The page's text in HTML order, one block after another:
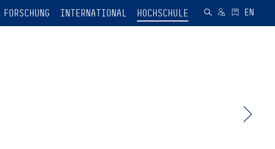
FORSCHUNG INTERNATIONAL HOCHSCHULE